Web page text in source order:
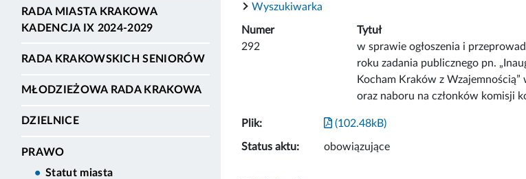
RADA MIASTA KRAKOWA
KADENCJA IX 2024-2029
RADA KRAKOWSKICH SENIORÓW
MŁODZIEŻOWA RADA KRAKOWA
DZIELNICE
PRAWO
Statut miasta
Wyszukiwarka
Numer Tytuł
292
w sprawie ogłoszenia i
roku zadania publicznego pn.
Kocham Kraków z Wzajemnością”
oraz naboru na członków komisji
Plik: (102.48kB)
Status aktu: obowiązujące